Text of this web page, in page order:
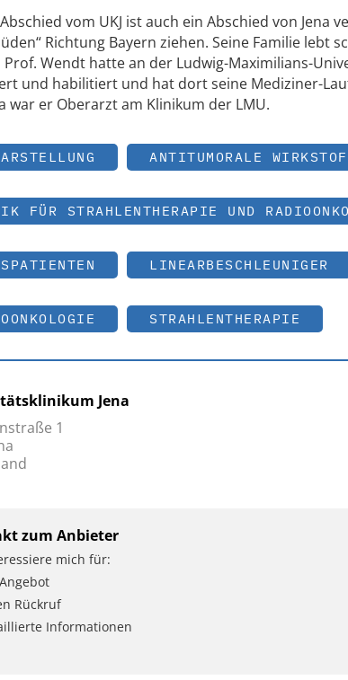
vom UKJ ist auch ein Abschied von Jena
Richtung Bayern ziehen. Seine Familie lebt
Prof. Wendt hatte an der Ludwig-Maximilians-
und habilitiert und hat dort seine Mediziner-
war er Oberarzt am Klinikum der LMU.
ANTITUMORALE
FÜR STRAHLENTHERAPIE UND
LINEARBESCHLEUNIGER
STRAHLENTHERAPIE
Jena
1
zum Anbieter
mich für:
Rückruf
Informationen